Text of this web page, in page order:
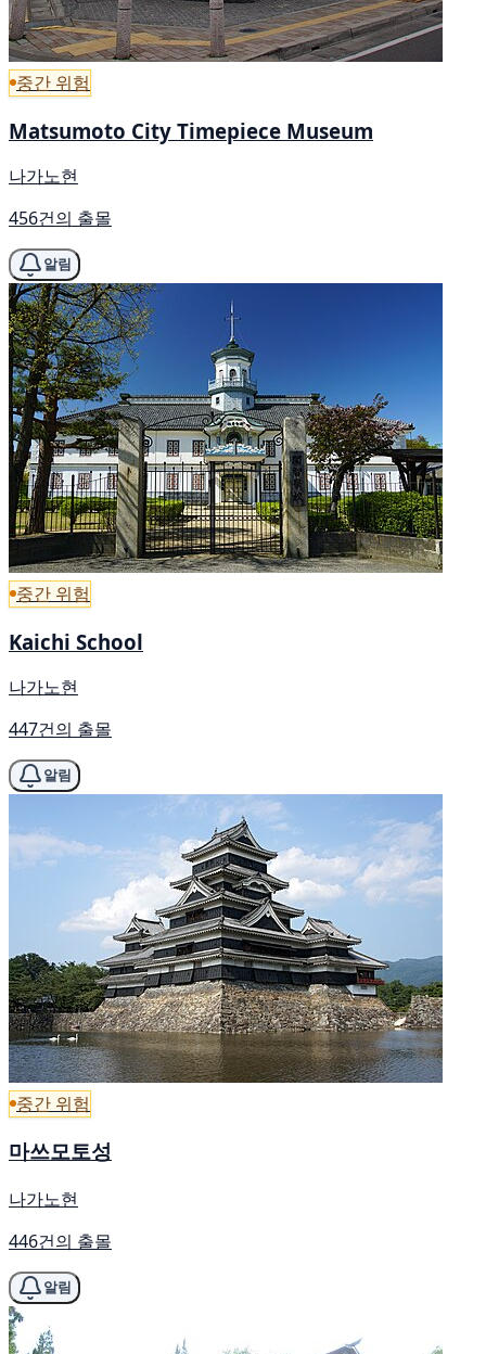
중간 위험
Matsumoto City Timepiece Museum
나가노현
456건의 출몰
알림
중간 위험
Kaichi School
나가노현
447건의 출몰
알림
중간 위험
마쓰모토성
나가노현
446건의 출몰
알림